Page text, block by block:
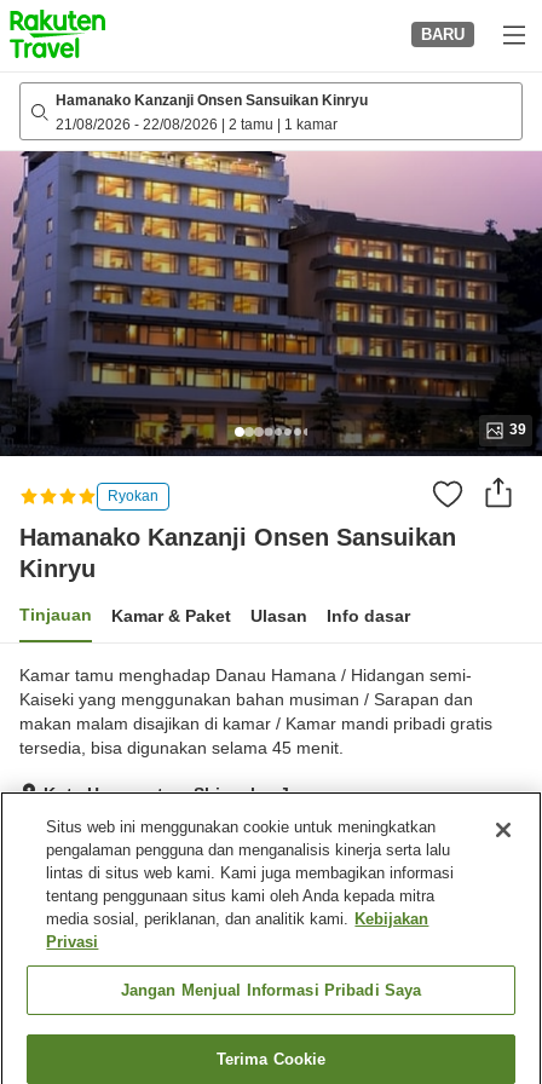
to
top
page
BARU
Hamanako Kanzanji Onsen Sansuikan Kinryu
21/08/2026 - 22/08/2026 2 tamu 1 kamar
39
Ryokan
Hamanako Kanzanji Onsen Sansuikan
Kinryu
Tinjauan Kamar & Paket Ulasan Info dasar
Kamar tamu menghadap Danau Hamana / Hidangan semi-
Kaiseki yang menggunakan bahan musiman / Sarapan dan
makan malam disajikan di kamar / Kamar mandi pribadi gratis
tersedia, bisa digunakan selama 45 menit.
Kota Hamamatsu, Shizuoka, Jepang
Lihat di peta
Hebat Ulasan:412
Fasilitas properti
Tempat parkir
Spa / Salon kecantikan
Makan pribadi
Kafe
Cari kamar
Situs web ini menggunakan cookie untuk meningkatkan
pengalaman pengguna dan menganalisis kinerja serta lalu
lintas di situs web kami. Kami juga membagikan informasi
tentang penggunaan situs kami oleh Anda kepada mitra
media sosial, periklanan, dan analitik kami. Kebijakan
Privasi
Jangan Menjual Informasi Pribadi Saya
Terima Cookie